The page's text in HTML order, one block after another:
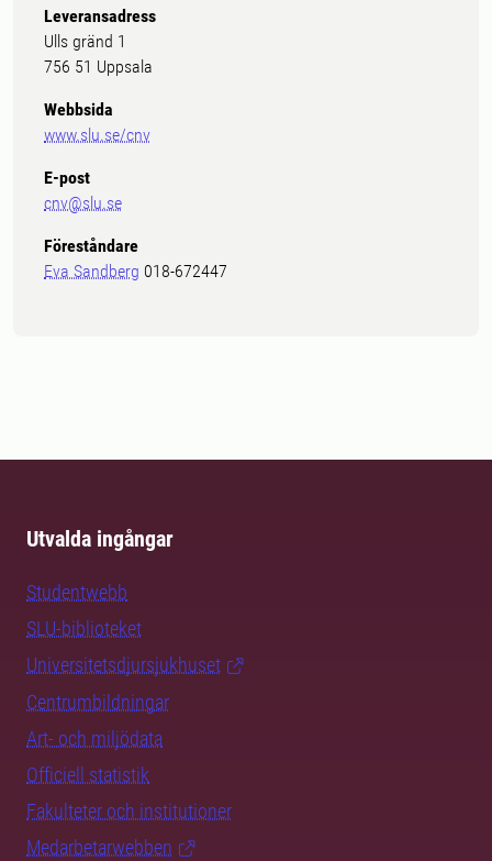
Leveransadress
Ulls gränd 1
756 51 Uppsala
Webbsida
www.slu.se/cnv
E-post
cnv@slu.se
Föreståndare
Eva Sandberg 018-672447
Utvalda ingångar
Studentwebb
SLU-biblioteket
Universitetsdjursjukhuset
Centrumbildningar
Art- och miljödata
Officiell statistik
Fakulteter och institutioner
Medarbetarwebben